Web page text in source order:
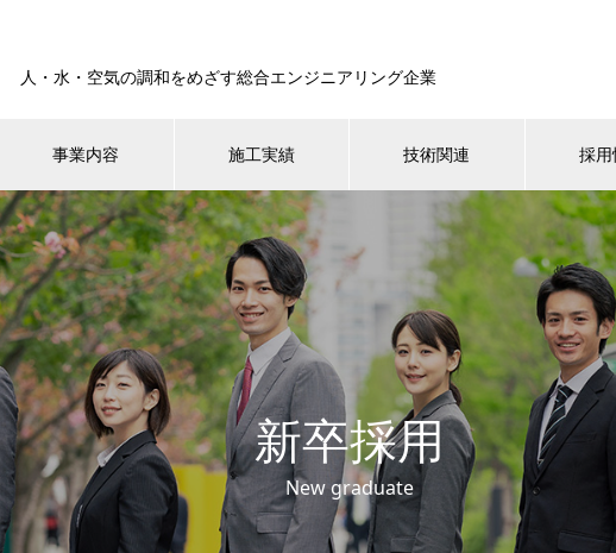
人・水・空気の調和をめざす総合エンジニアリング企業
事業内容 施工実績 技術関連 採
新卒採用
New graduate